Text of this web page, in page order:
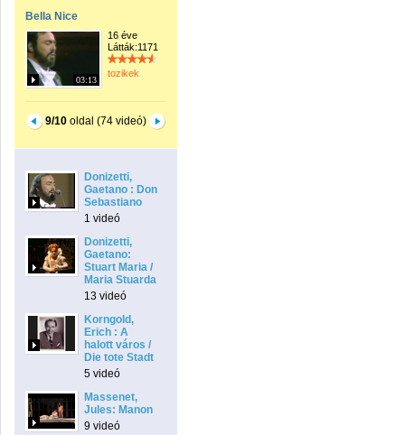
Bella Nice
03:13
16 éve
Látták:1171
tozikek
9/10 oldal (74 videó)
Donizetti,
Gaetano : Don
Sebastiano
1 videó
Donizetti,
Gaetano:
Stuart Maria /
Maria Stuarda
13 videó
Korngold,
Erich : A
halott város /
Die tote Stadt
5 videó
Massenet,
Jules: Manon
9 videó